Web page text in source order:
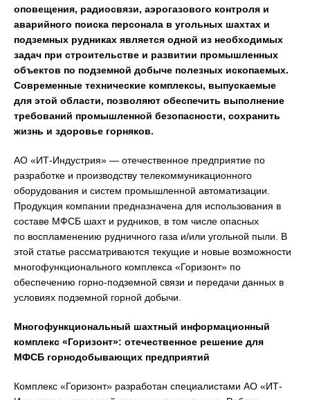
оповещения, радиосвязи, аэрогазового контроля и
аварийного поиска персонала в угольных шахтах и
подземных рудниках является одной из необходимых
задач при строительстве и развитии промышленных
объектов по подземной добыче полезных ископаемых.
Современные технические комплексы, выпускаемые
для этой области, позволяют обеспечить выполнение
требований промышленной безопасности, сохранить
жизнь и здоровье горняков.
АО «ИТ-Индустрия» — отечественное предприятие по
разработке и производству телекоммуникационного
оборудования и систем промышленной автоматизации.
Продукция компании предназначена для использования в
составе МФСБ шахт и рудников, в том числе опасных
по воспламенению рудничного газа и/или угольной пыли. В
этой статье рассматриваются текущие и новые возможности
многофункционального комплекса «Горизонт» по
обеспечению горно-подземной связи и передачи данных в
условиях подземной горной добычи.
Многофункциональный шахтный информационный
комплекс «Горизонт»: отечественное решение для
МФСБ горнодобывающих предприятий
Комплекс «Горизонт» разработан специалистами АО «ИТ-